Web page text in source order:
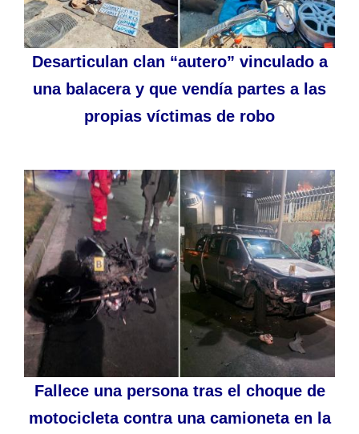
Desarticulan clan “autero” vinculado a
una balacera y que vendía partes a las
propias víctimas de robo
Fallece una persona tras el choque de
motocicleta contra una camioneta en la